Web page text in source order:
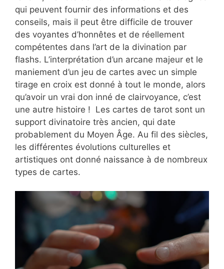
qui peuvent fournir des informations et des
conseils, mais il peut être difficile de trouver
des voyantes d’honnêtes et de réellement
compétentes dans l’art de la divination par
flashs. L’interprétation d’un arcane majeur et le
maniement d’un jeu de cartes avec un simple
tirage en croix est donné à tout le monde, alors
qu’avoir un vrai don inné de clairvoyance, c’est
une autre histoire ! Les cartes de tarot sont un
support divinatoire très ancien, qui date
probablement du Moyen Âge. Au fil des siècles,
les différentes évolutions culturelles et
artistiques ont donné naissance à de nombreux
types de cartes.